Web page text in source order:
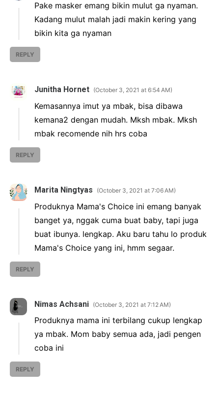
Pake masker emang bikin mulut ga nyaman.
Kadang mulut malah jadi makin kering yang
bikin kita ga nyaman
REPLY
Junitha Hornet October 3, 2021 at 6:54 AM
Kemasannya imut ya mbak, bisa dibawa
kemana2 dengan mudah. Mksh mbak. Mksh
mbak recomende nih hrs coba
REPLY
Marita Ningtyas October 3, 2021 at 7:06 AM
Produknya Mama's Choice ini emang banyak
banget ya, nggak cuma buat baby, tapi juga
buat ibunya. lengkap. Aku baru tahu lo produk
Mama's Choice yang ini, hmm segaar.
REPLY
Nimas Achsani October 3, 2021 at 7:12 AM
Produknya mama ini terbilang cukup lengkap
ya mbak. Mom baby semua ada, jadi pengen
coba ini
REPLY